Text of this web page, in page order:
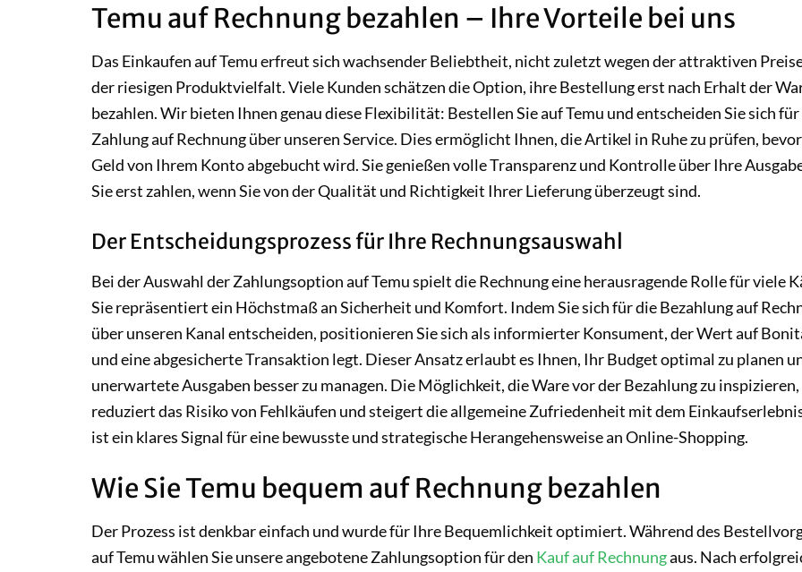
Temu auf Rechnung bezahlen – Ihre Vorteile bei uns
Das Einkaufen auf Temu erfreut sich wachsender Beliebtheit, nicht zuletzt wegen der attraktiven
der riesigen Produktvielfalt. Viele Kunden schätzen die Option, ihre Bestellung erst nach Erhalt der
bezahlen. Wir bieten Ihnen genau diese Flexibilität: Bestellen Sie auf Temu und entscheiden Sie sich
Zahlung auf Rechnung über unseren Service. Dies ermöglicht Ihnen, die Artikel in Ruhe zu prüfen,
Geld von Ihrem Konto abgebucht wird. Sie genießen volle Transparenz und Kontrolle über Ihre
Sie erst zahlen, wenn Sie von der Qualität und Richtigkeit Ihrer Lieferung überzeugt sind.
Der Entscheidungsprozess für Ihre Rechnungsauswahl
Bei der Auswahl der Zahlungsoption auf Temu spielt die Rechnung eine herausragende Rolle für viele
Sie repräsentiert ein Höchstmaß an Sicherheit und Komfort. Indem Sie sich für die Bezahlung auf
über unseren Kanal entscheiden, positionieren Sie sich als informierter Konsument, der Wert auf
und eine abgesicherte Transaktion legt. Dieser Ansatz erlaubt es Ihnen, Ihr Budget optimal zu planen
unerwartete Ausgaben besser zu managen. Die Möglichkeit, die Ware vor der Bezahlung zu inspizieren,
reduziert das Risiko von Fehlkäufen und steigert die allgemeine Zufriedenheit mit dem
ist ein klares Signal für eine bewusste und strategische Herangehensweise an Online-Shopping.
Wie Sie Temu bequem auf Rechnung bezahlen
Der Prozess ist denkbar einfach und wurde für Ihre Bequemlichkeit optimiert. Während des
auf Temu wählen Sie unsere angebotene Zahlungsoption für den Kauf auf Rechnungaus. Nach